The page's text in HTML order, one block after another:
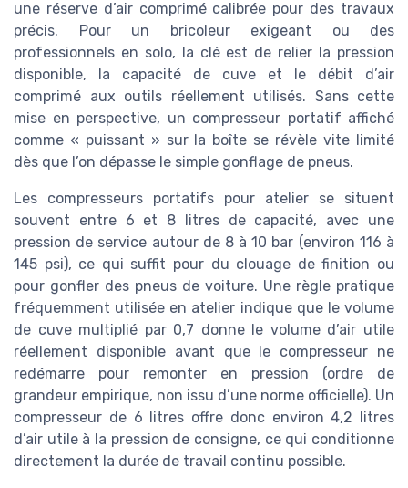
une réserve d’air comprimé calibrée pour des travaux
précis. Pour un bricoleur exigeant ou des
professionnels en solo, la clé est de relier la pression
disponible, la capacité de cuve et le débit d’air
comprimé aux outils réellement utilisés. Sans cette
mise en perspective, un compresseur portatif affiché
comme « puissant » sur la boîte se révèle vite limité
dès que l’on dépasse le simple gonflage de pneus.
Les compresseurs portatifs pour atelier se situent
souvent entre 6 et 8 litres de capacité, avec une
pression de service autour de 8 à 10 bar (environ 116 à
145 psi), ce qui suffit pour du clouage de finition ou
pour gonfler des pneus de voiture. Une règle pratique
fréquemment utilisée en atelier indique que le volume
de cuve multiplié par 0,7 donne le volume d’air utile
réellement disponible avant que le compresseur ne
redémarre pour remonter en pression (ordre de
grandeur empirique, non issu d’une norme officielle). Un
compresseur de 6 litres offre donc environ 4,2 litres
d’air utile à la pression de consigne, ce qui conditionne
directement la durée de travail continu possible.